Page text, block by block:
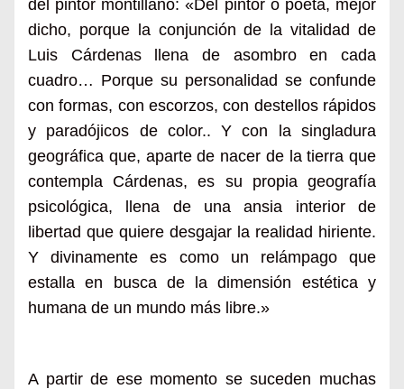
del pintor montillano: «Del pintor o poeta, mejor
dicho, porque la conjunción de la vitalidad de
Luis Cárdenas llena de asombro en cada
cuadro… Porque su personalidad se confunde
con formas, con escorzos, con destellos rápidos
y paradójicos de color.. Y con la singladura
geográfica que, aparte de nacer de la tierra que
contempla Cárdenas, es su propia geografía
psicológica, llena de una ansia interior de
libertad que quiere desgajar la realidad hiriente.
Y divinamente es como un relámpago que
estalla en busca de la dimensión estética y
humana de un mundo más libre.»
A partir de ese momento se suceden muchas